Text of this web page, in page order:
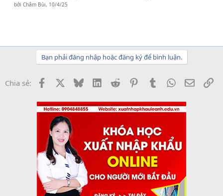
bởiChâm Bùi, 10/4/25
Bạn phải đăng nhập hoặc đăng ký để bình luận.
Chia sẻ: Facebook BlueskyLinkedInReddit PinterestTumblrWhatsApp
Email